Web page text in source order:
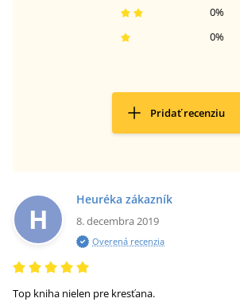
0%
0%
Pridať recenziu
H
Heuréka zákazník
8. decembra 2019
Overená recenzia
Top kniha nielen pre kresťana.